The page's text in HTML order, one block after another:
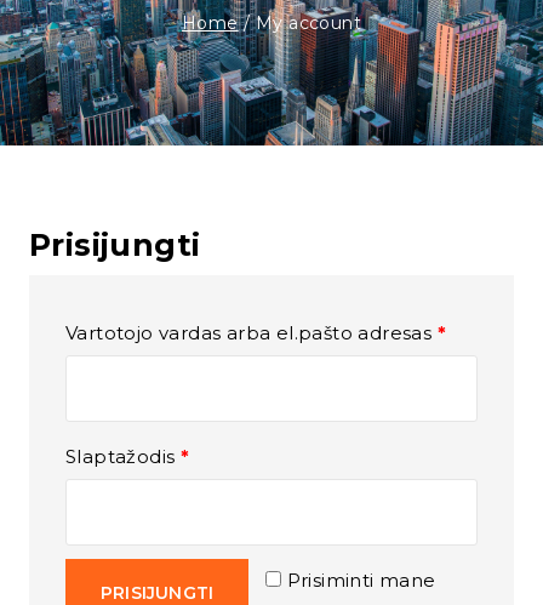
Home / My account
Prisijungti
Vartotojo vardas arba el.pašto adresas *
Slaptažodis *
Prisiminti mane
PRISIJUNGTI